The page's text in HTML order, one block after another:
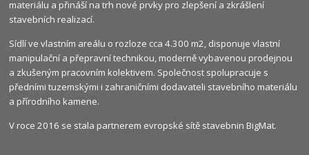
materiálu a přináší na trh nové prvky pro zlepšení a zkrášlení
stavebních realizací.
Sídlí ve vlastním areálu o rozloze cca 4.300 m2, disponuje vlastní
manipulační a přepravní technikou, moderně vybavenou prodejnou
a zkušeným pracovním kolektivem. Společnost spolupracuje s
předními tuzemskými i zahraničními dodavateli stavebního materiálu
a přírodního kamene.
V roce 2016 se stala partnerem evropské sítě stavebnin BigMat.